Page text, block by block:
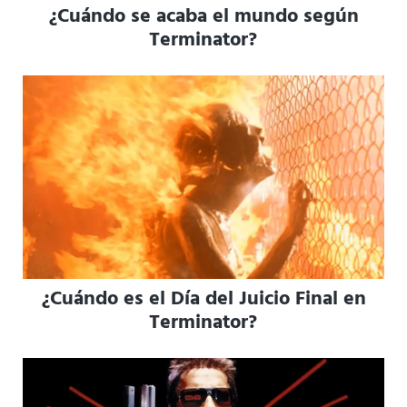
¿Cuándo se acaba el mundo según
Terminator?
¿Cuándo es el Día del Juicio Final en
Terminator?